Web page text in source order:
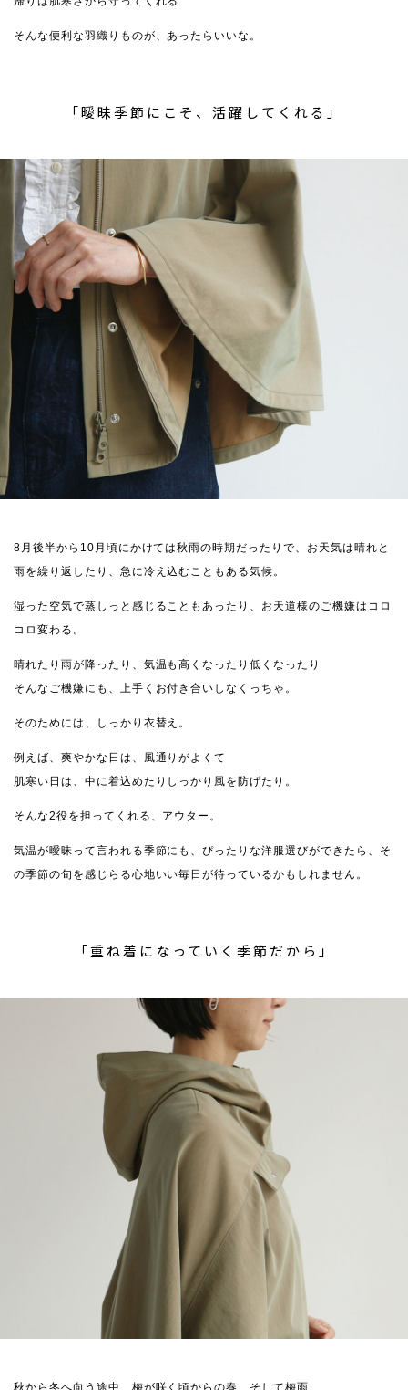
そんな便利な羽織りものが、あったらいいな。
「曖昧季節にこそ、活躍してくれる」
8月後半から10月頃にかけては秋雨の時期だったりで、お天気は晴れと
雨を繰り返したり、急に冷え込むこともある気候。
湿った空気で蒸しっと感じることもあったり、お天道様のご機嫌はコロ
コロ変わる。
晴れたり雨が降ったり、気温も高くなったり低くなったり
そんなご機嫌にも、上手くお付き合いしなくっちゃ。
そのためには、しっかり衣替え。
例えば、爽やかな日は、風通りがよくて
肌寒い日は、中に着込めたりしっかり風を防げたり。
そんな2役を担ってくれる、アウター。
気温が曖昧って言われる季節にも、ぴったりな洋服選びができたら、そ
の季節の旬を感じらる心地いい毎日が待っているかもしれません。
「重ね着になっていく季節だから」
秋から冬へ向う途中、梅が咲く頃からの春、そして梅雨。